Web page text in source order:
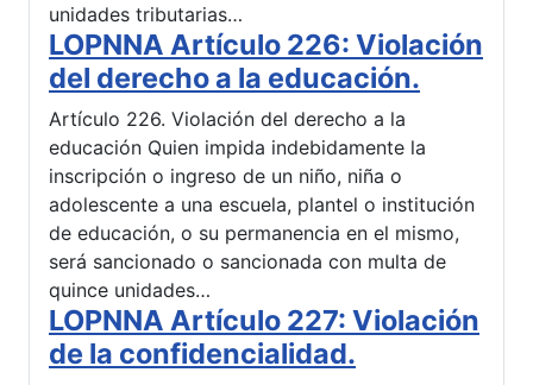
unidades tributarias…
LOPNNA Artículo 226: Violación
del derecho a la educación.
Artículo 226. Violación del derecho a la
educación Quien impida indebidamente la
inscripción o ingreso de un niño, niña o
adolescente a una escuela, plantel o institución
de educación, o su permanencia en el mismo,
será sancionado o sancionada con multa de
quince unidades…
LOPNNA Artículo 227: Violación
de la confidencialidad.